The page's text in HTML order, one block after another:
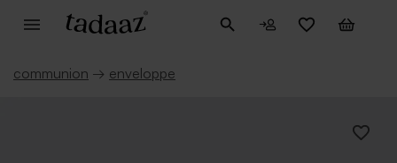
communion → enveloppe